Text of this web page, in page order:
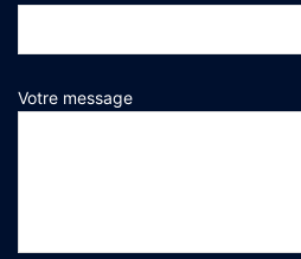
Votre message